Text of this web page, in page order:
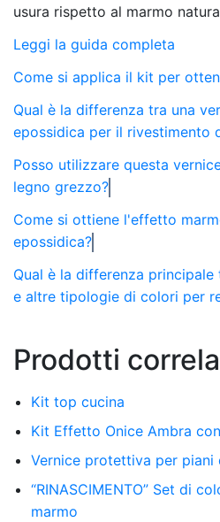
usura rispetto al marmo
Leggi la guida completa
Come si applica il kit per
Qual è la differenza tra una
epossidica per il rivestimento
Posso utilizzare questa
legno grezzo?
Come si ottiene l'effetto
epossidica?
Qual è la differenza
e altre tipologie di colori per
Prodotti
Kit top cucina
Kit Effetto Onice Ambra
Vernice protettiva per piani
“RINASCIMENTO” Set di
marmo